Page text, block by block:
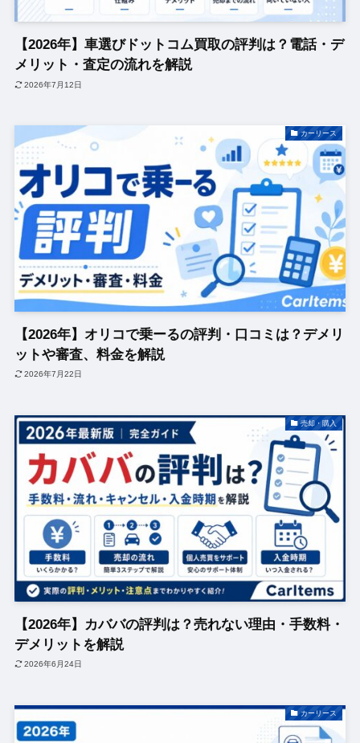
【2026年】車選びドットコム買取の評判は？電話・デ
メリット・査定の流れを解説
2026年7月12日
カーリース
【2026年】オリコで乗ーるの評判・口コミは？デメリ
ットや審査、料金を解説
2026年7月22日
売却・購入
【2026年】カババの評判は？売れない理由・手数料・
デメリットを解説
2026年6月24日
カーリース